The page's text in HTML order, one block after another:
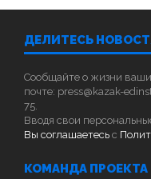
ДЕЛИТЕСЬ
Сообщайте о жизни
почте: press@kazak-
75.
Вводя свои
Вы соглашаетесь с
КОМАНДА ПРОЕКТА